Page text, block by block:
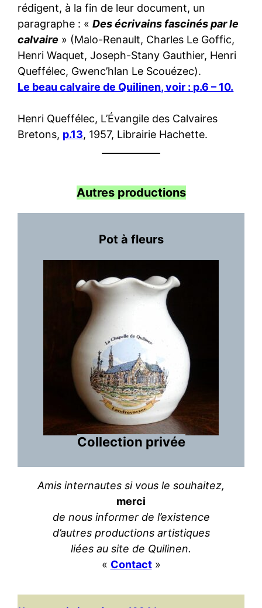
rédigent, à la fin de leur document, un
paragraphe : «Des écrivains fascinés par le
calvaire » (Malo-Renault, Charles Le Goffic,
Henri Waquet, Joseph-Stany Gauthier, Henri
Queffélec, Gwenc’hlan Le Scouézec).
Le beau calvaire de Quilinen, voir : p.6 – 10.
Henri Queffélec, L’Évangile des Calvaires
Bretons, p.13, 1957, Librairie Hachette.
Autres productions
Pot à fleurs
Collection privée
Amis internautes si vous le souhaitez,
merci
de nous informer de l’existence
d’autres productions artistiques
liées au site de Quilinen.
« Contact»